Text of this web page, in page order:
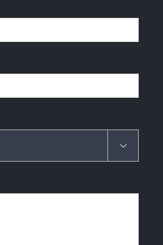
